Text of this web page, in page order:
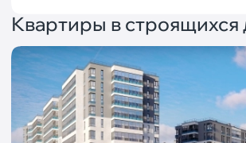
Квартиры в строящихся